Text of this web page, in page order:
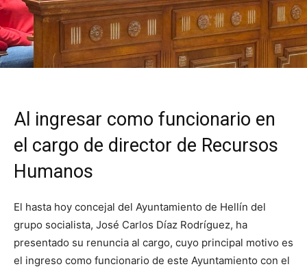
Al ingresar como funcionario en
el cargo de director de Recursos
Humanos
El hasta hoy concejal del Ayuntamiento de Hellín del
grupo socialista, José Carlos Díaz Rodríguez, ha
presentado su renuncia al cargo, cuyo principal motivo es
el ingreso como funcionario de este Ayuntamiento con el